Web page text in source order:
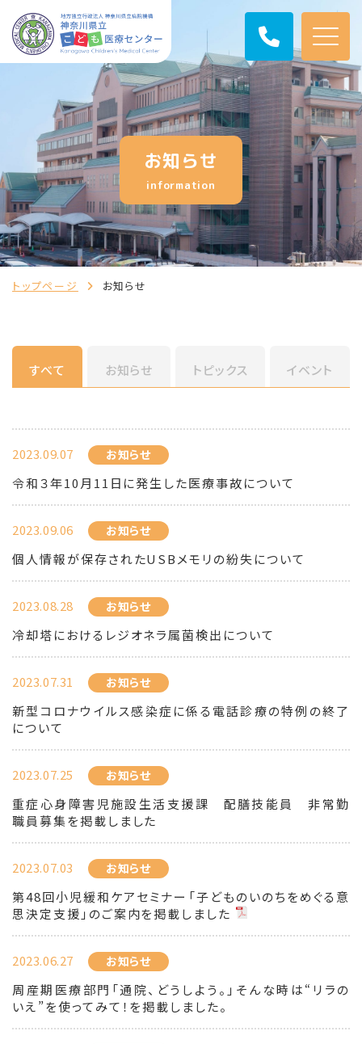
お知らせ
information
トップページ お知らせ
すべて お知らせ トピックス イベント
2023.09.07 お知らせ
令和３年10月11日に発生した医療事故について
2023.09.06 お知らせ
個人情報が保存されたUSBメモリの紛失について
2023.08.28 お知らせ
冷却塔におけるレジオネラ属菌検出について
2023.07.31 お知らせ
新型コロナウイルス感染症に係る電話診療の特例の終了
について
2023.07.25 お知らせ
重症心身障害児施設生活支援課 配膳技能員 非常勤
職員募集を掲載しました
2023.07.03 お知らせ
第48回小児緩和ケアセミナー「子どものいのちをめぐる意
思決定支援」のご案内を掲載しました
2023.06.27 お知らせ
周産期医療部門「通院、どうしよう。」そんな時は“リラの
いえ”を使ってみて！を掲載しました。